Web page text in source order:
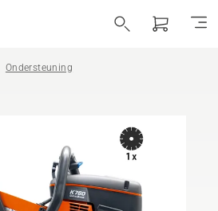
Ondersteuning